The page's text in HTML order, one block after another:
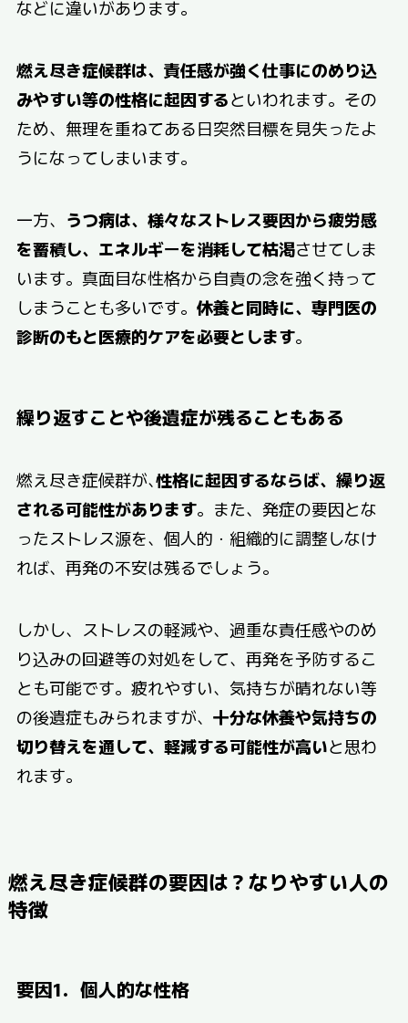
などに違いがあります。
燃え尽き症候群は、責任感が強く仕事にのめり込
みやすい等の性格に起因するといわれます。その
ため、無理を重ねてある日突然目標を見失ったよ
うになってしまいます。
一方、 うつ病は、様々なストレス要因から疲労感
を蓄積し、エネルギーを消耗して枯渇させてしま
います。真面目な性格から自責の念を強く持って
しまうことも多いです。 休養と同時に、専門医の
診断のもと医療的ケアを必要とします。
繰り返すことや後遺症が残ることもある
燃え尽き症候群が､性格に起因するならば、繰り返
される可能性があります。また、発症の要因とな
ったストレス源を、個人的・組織的に調整しなけ
れば、再発の不安は残るでしょう。
しかし、ストレスの軽減や、過重な責任感やのめ
り込みの回避等の対処をして、再発を予防するこ
とも可能です。疲れやすい、気持ちが晴れない等
の後遺症もみられますが、 十分な休養や気持ちの
切り替えを通して、軽減する可能性が高いと思わ
れます。
燃え尽き症候群の要因は？なりやすい人の
特徴
要因1．個人的な性格